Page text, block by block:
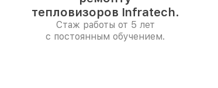
тепловизоров Infratech.
Стаж работы от 5 лет
с постоянным обучением.